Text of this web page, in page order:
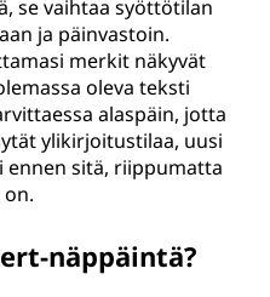
se vaihtaa syöttötilan
ja päinvastoin.
merkit näkyvät
oleva teksti
alaspäin, jotta
ylikirjoitustilaa, uusi
ennen sitä, riippumatta
näppäintä?